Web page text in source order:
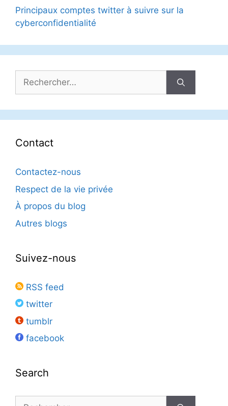
Principaux comptes twitter à suivre sur la
cyberconfidentialité
Rechercher :
Contact
Contactez-nous
Respect de la vie privée
À propos du blog
Autres blogs
Suivez-nous
RSS feed
twitter
tumblr
facebook
Search
Rechercher :